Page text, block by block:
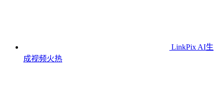
LinkPix AI生
成视频火热